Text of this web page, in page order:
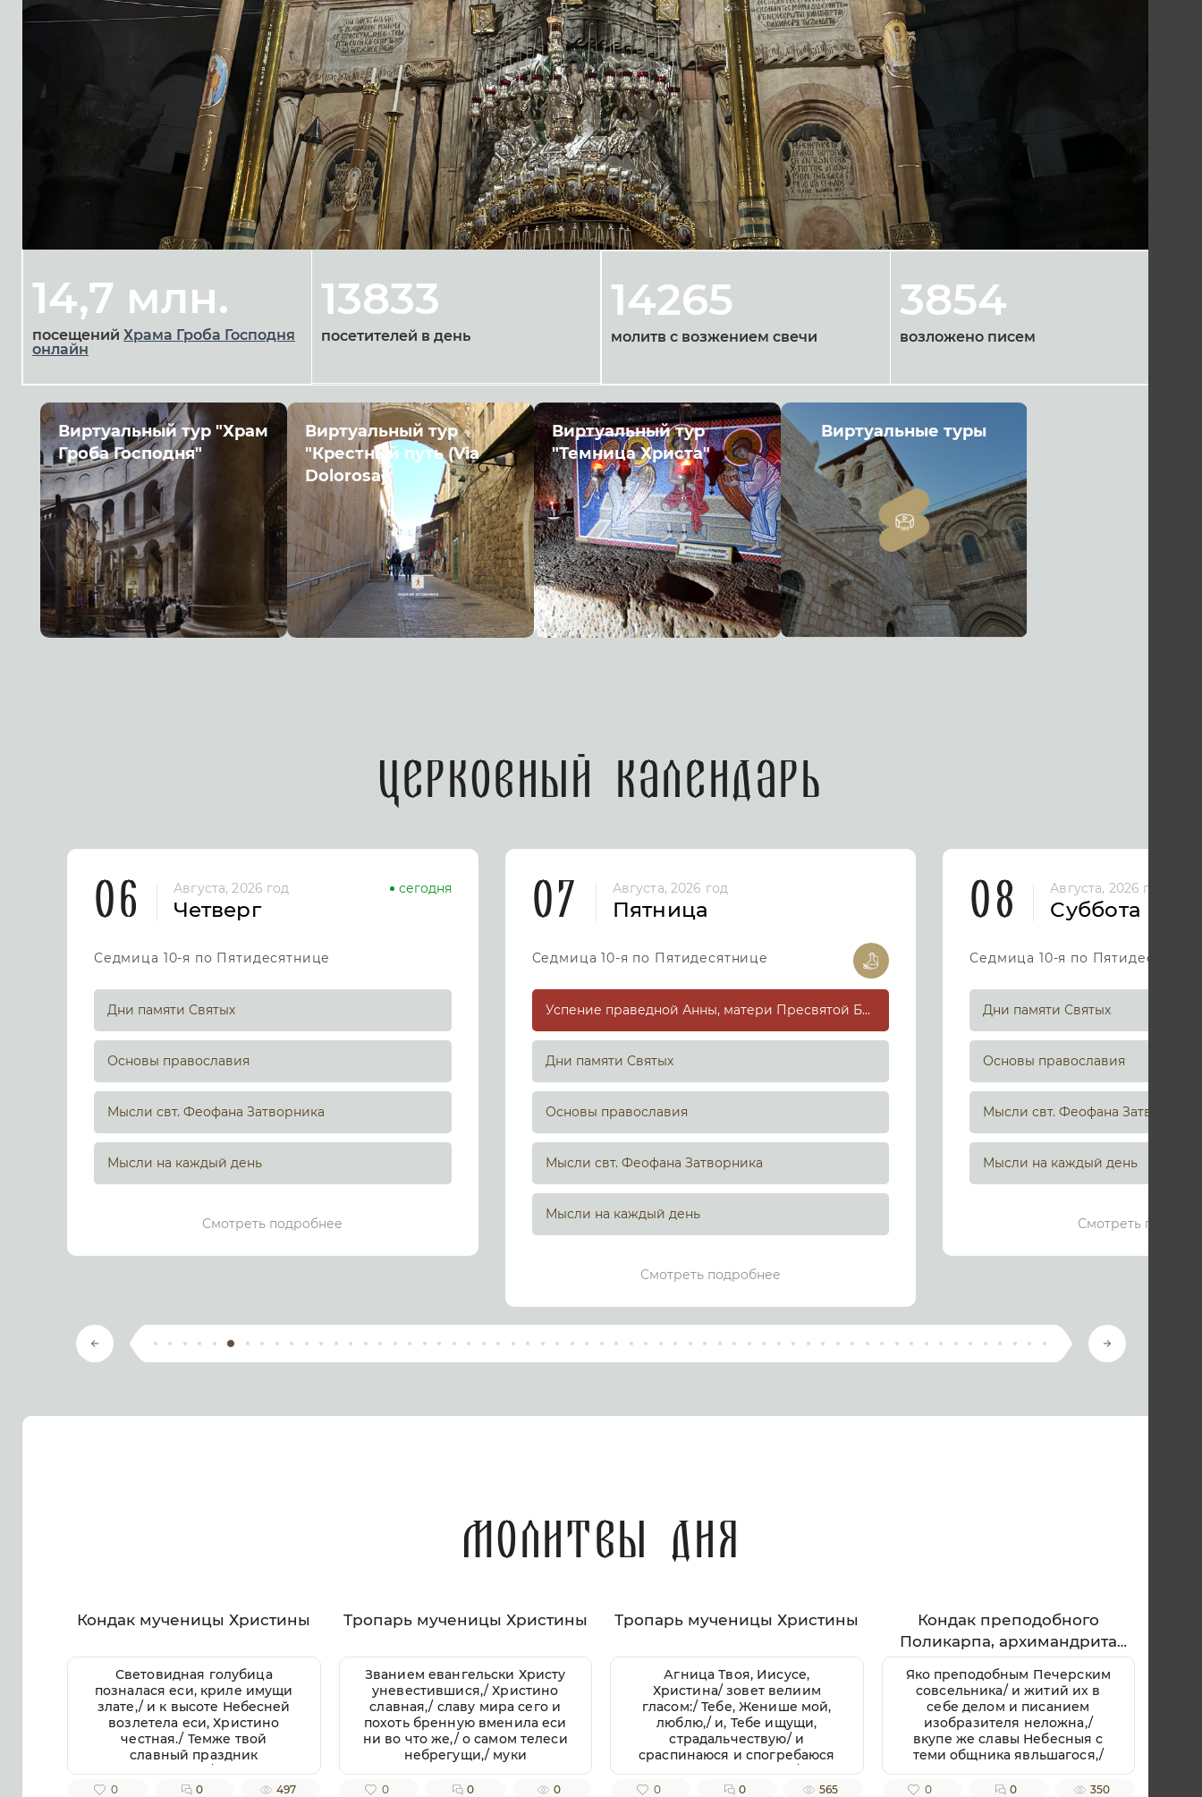
14,7 млн.
посещений Храма Гроба Господня
онлайн
13833
посетителей в день
14265
молитв с возжением свечи
3854
возложено писем
Виртуальный тур "Храм
Гроба Господня"
Виртуальный тур
"Крестный путь (Via
Dolorosa)"
Виртуальный тур
"Темница Христа"
Виртуальные туры
Церковный календарь
06
Августа, 2026 год
Четверг
сегодня
Седмица 10-я по Пятидесятнице
Дни памяти Святых
Основы православия
Мысли свт. Феофана Затворника
Мысли на каждый день
Смотреть подробнее
07 Августа, 2026 год
Пятница
Седмица 10-я по Пятидесятнице
Успение праведной Анны, матери Пресвятой Богородицы
Дни памяти Святых
Основы православия
Мысли свт. Феофана Затворника
Мысли на каждый день
Смотреть подробнее
08 Августа, 2026 год
Суббота
Седмица 10-я по
Дни памяти Святых
Основы православия
Мысли свт. Феофана Затворника
Мысли на каждый день
Смотреть
Молитвы дня
Кондак мученицы Христины
Световидная голубица
позналася еси, криле имущи
злате,/ и к высоте Небесней
возлетела еси, Христино
честная./ Темже твой
славный праздник
совершаем,/ верою
покланяющеся твоих мощей
0 0 497
Тропарь мученицы Христины
Званием евангельски Христу
уневестившися,/ Христино
славная,/ славу мира сего и
похоть бренную вменила еси
ни во что же,/ о самом телеси
небрегущи,/ муки
претерпела еси
доблественно,/ тем твое
0 0 0
Тропарь мученицы Христины
Агница Твоя, Иисусе,
Христина/ зовет велиим
гласом:/ Тебе, Женише мой,
люблю,/ и, Тебе ищущи,
страдальчествую/ и
сраспинаюся и спогребаюся
Крещению Твоему,/ и
стражду Тебе ради,/ яко да
0 0 565
Кондак преподобного
Поликарпа, архимандрита
Печерского
Яко преподобным Печерским
совсельника/ и житий их в
себе делом и писанием
изобразителя неложна,/
вкупе же славы Небесныя с
теми общника явльшагося,/
приидите, вернии, песньми
священными преподобнаго
0 0 350